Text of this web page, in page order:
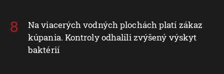
Na viacerých vodných plochách platí zákaz
kúpania. Kontroly odhalili zvýšený výskyt
baktérií